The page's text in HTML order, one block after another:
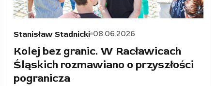
Stanisław Stadnicki 08.06.2026
Kolej bez granic. W Racławicach
Śląskich rozmawiano o przyszłości
pogranicza